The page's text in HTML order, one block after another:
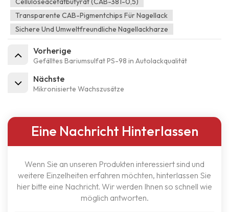
Transparente CAB-Pigmentchips Für Nagellack
Sichere Und Umweltfreundliche Nagellackharze
Vorherige
Gefälltes Bariumsulfat PS-98 in Autolackqualität
Nächste
Mikronisierte Wachszusätze
Eine Nachricht Hinterlassen
Wenn Sie an unseren Produkten interessiert sind und
weitere Einzelheiten erfahren möchten, hinterlassen Sie
hier bitte eine Nachricht. Wir werden Ihnen so schnell wie
möglich antworten.